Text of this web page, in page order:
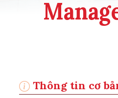
Thông tin cơ